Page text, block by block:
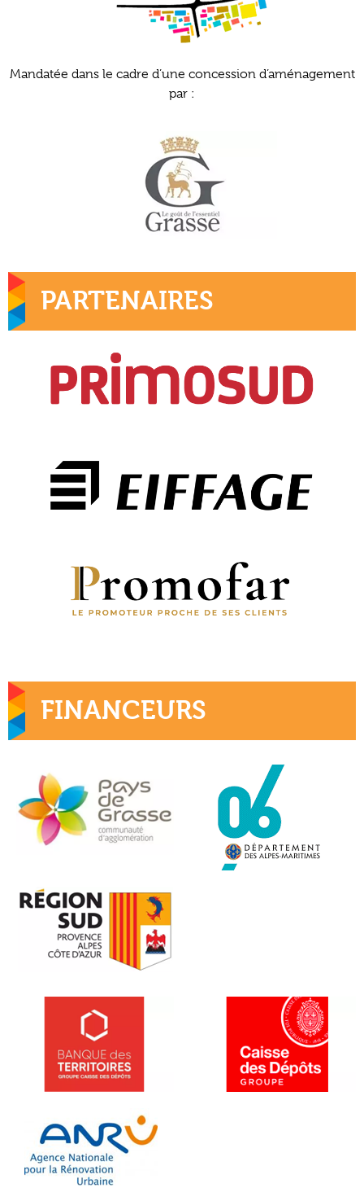
Mandatée dans le cadre d’une concession d’aménagement
par :
PARTENAIRES
FINANCEURS